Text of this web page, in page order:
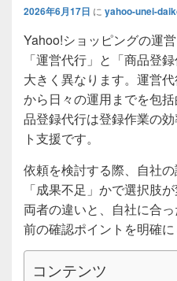
2026年6月17日 に yahoo-unei-
Yahoo!ショッピングの運
「運営代行」と「商品登
大きく異なります。運営
から日々の運用までを包
品登録代行は登録作業の
ト支援です。
依頼を検討する際、自社
「成果不足」かで選択肢
両者の違いと、自社に合
前の確認ポイントを明確に
コンテンツ